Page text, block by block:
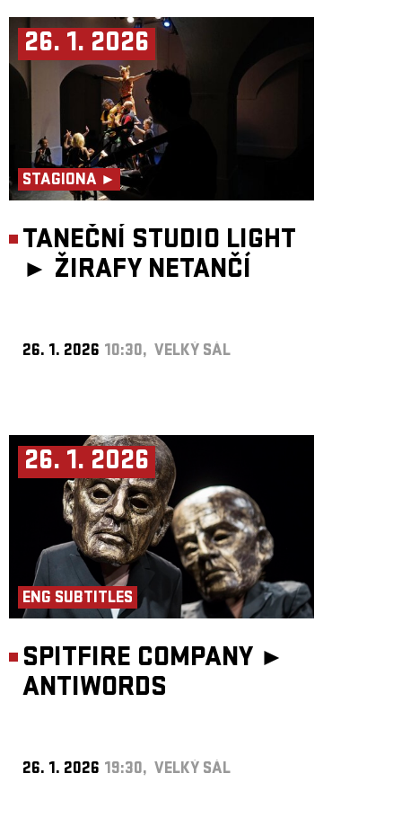
26. 1. 2026
STAGIONA ►
TANEČNÍ STUDIO LIGHT
► ŽIRAFY NETANČÍ
26. 1. 2026 10:30, VELKÝ SÁL
26. 1. 2026
ENG SUBTITLES
SPITFIRE COMPANY ►
ANTIWORDS
26. 1. 2026 19:30, VELKÝ SÁL